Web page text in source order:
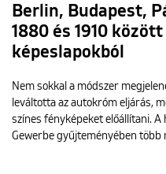
Berlin, Budapest,
1880 és 1910
képeslapokból
Nem sokkal a módszer
leváltotta az autokróm eljárás,
színes fényképeket előállítani.
Gewerbe gyűjteményében több